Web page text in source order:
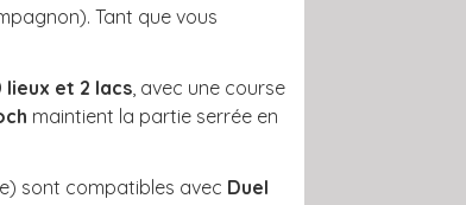
Tant que vous
lieux et 2 lacs , avec une course
maintient la partie serrée en
sont compatibles avec Duel